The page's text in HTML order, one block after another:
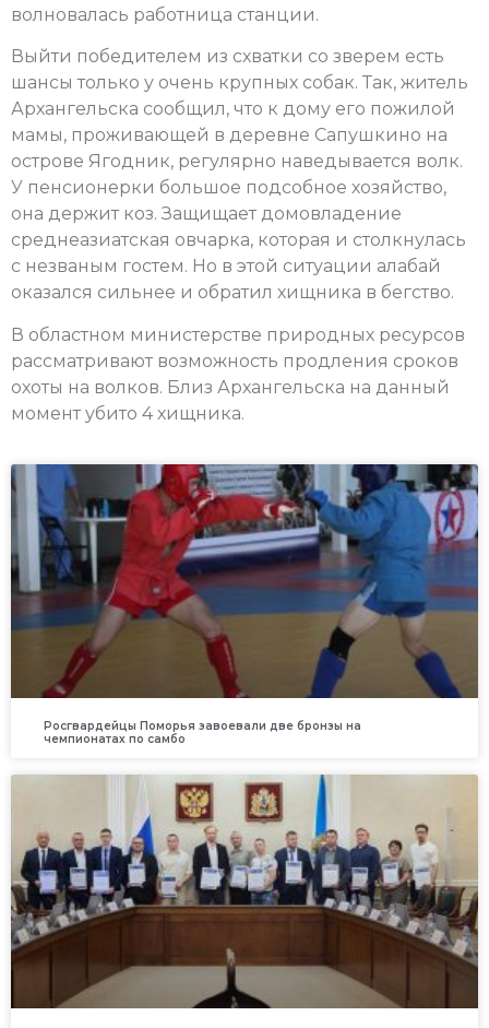
волновалась работница станции.
Выйти победителем из схватки со зверем есть
шансы только у очень крупных собак. Так, житель
Архангельска сообщил, что к дому его пожилой
мамы, проживающей в деревне Сапушкино на
острове Ягодник, регулярно наведывается волк.
У пенсионерки большое подсобное хозяйство,
она держит коз. Защищает домовладение
среднеазиатская овчарка, которая и столкнулась
с незваным гостем. Но в этой ситуации алабай
оказался сильнее и обратил хищника в бегство.
В областном министерстве природных ресурсов
рассматривают возможность продления сроков
охоты на волков. Близ Архангельска на данный
момент убито 4 хищника.
Росгвардейцы Поморья завоевали две бронзы на
чемпионатах по самбо